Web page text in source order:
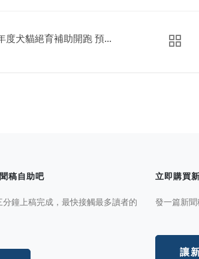
度犬貓絕育補助開跑 預...
稿自助吧
鐘上稿完成，最快接觸最多讀者的
立即購買
發一篇新
讓